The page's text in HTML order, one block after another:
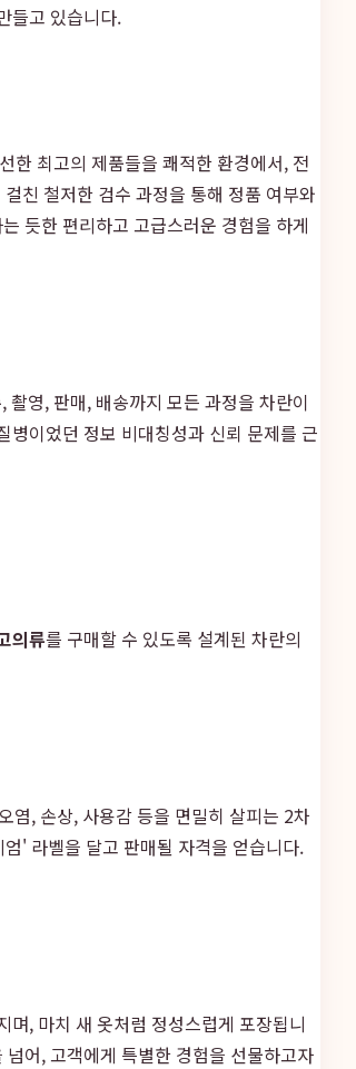
들고 있습니다.
한 최고의 제품들을 쾌적한 환경에서, 전
친 철저한 검수 과정을 통해 정품 여부와
듯한 편리하고 고급스러운 경험을 하게
영, 판매, 배송까지 모든 과정을 차란이
병이었던 정보 비대칭성과 신뢰 문제를 근
의류를 구매할 수 있도록 설계된 차란의
염, 손상, 사용감 등을 면밀히 살피는 2차
' 라벨을 달고 판매될 자격을 얻습니다.
, 마치 새 옷처럼 정성스럽게 포장됩니
어, 고객에게 특별한 경험을 선물하고자